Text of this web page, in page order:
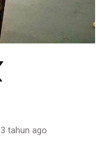
3 tahun ago